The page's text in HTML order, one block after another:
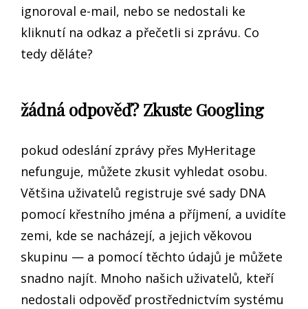
ignoroval e-mail, nebo se nedostali ke
kliknutí na odkaz a přečetli si zprávu. Co
tedy děláte?
žádná odpověď? Zkuste Googling
pokud odeslání zprávy přes MyHeritage
nefunguje, můžete zkusit vyhledat osobu.
Většina uživatelů registruje své sady DNA
pomocí křestního jména a příjmení, a uvidíte
zemi, kde se nacházejí, a jejich věkovou
skupinu — a pomocí těchto údajů je můžete
snadno najít. Mnoho našich uživatelů, kteří
nedostali odpověď prostřednictvím systému